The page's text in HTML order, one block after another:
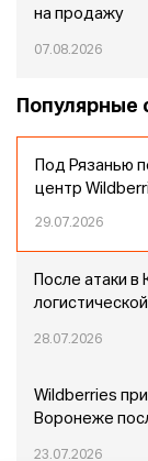
на продажу
07.08.2026
Популярные
Под Рязанью
центр
29.07.2026
После атаки
28.07.2026
Wildberries
Воронеже
23.07.2026